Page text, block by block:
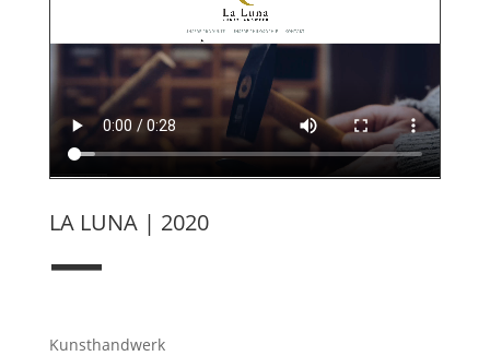
LA LUNA | 2020
—
Kunsthandwerk